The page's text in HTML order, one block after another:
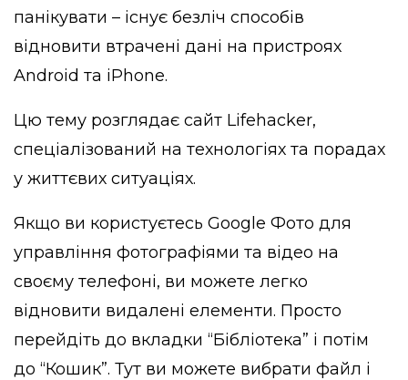
панікувати – існує безліч способів
відновити втрачені дані на пристроях
Android та iPhone.
Цю тему розглядає сайт Lifehacker,
спеціалізований на технологіях та порадах
у життєвих ситуаціях.
Якщо ви користуєтесь Google Фото для
управління фотографіями та відео на
своєму телефоні, ви можете легко
відновити видалені елементи. Просто
перейдіть до вкладки “Бібліотека” і потім
до “Кошик”. Тут ви можете вибрати файл і